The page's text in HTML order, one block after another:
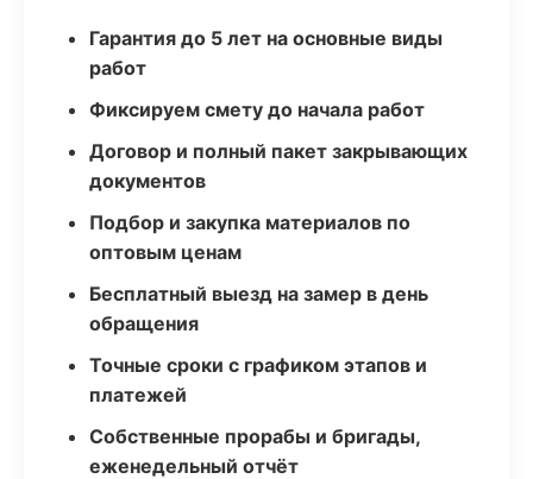
Гарантия до 5 лет на основные виды
работ
Фиксируем смету до начала работ
Договор и полный пакет закрывающих
документов
Подбор и закупка материалов по
оптовым ценам
Бесплатный выезд на замер в день
обращения
Точные сроки с графиком этапов и
платежей
Собственные прорабы и бригады,
еженедельный отчёт